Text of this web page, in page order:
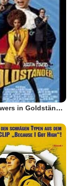
Austin Powers in Goldständer